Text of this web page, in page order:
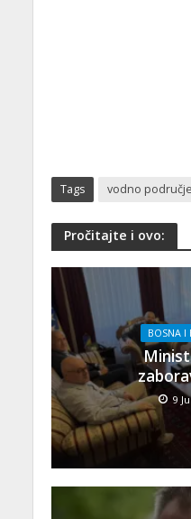
Tags vodno
Pročitajte i ovo:
BOSNA I
9